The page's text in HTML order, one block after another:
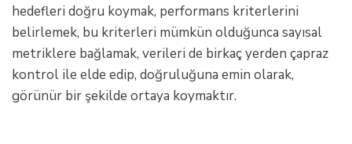
hedefleri doğru koymak, performans kriterlerini
belirlemek, bu kriterleri mümkün olduğunca sayısal
metriklere bağlamak, verileri de birkaç yerden çapraz
kontrol ile elde edip, doğruluğuna emin olarak,
görünür bir şekilde ortaya koymaktır.